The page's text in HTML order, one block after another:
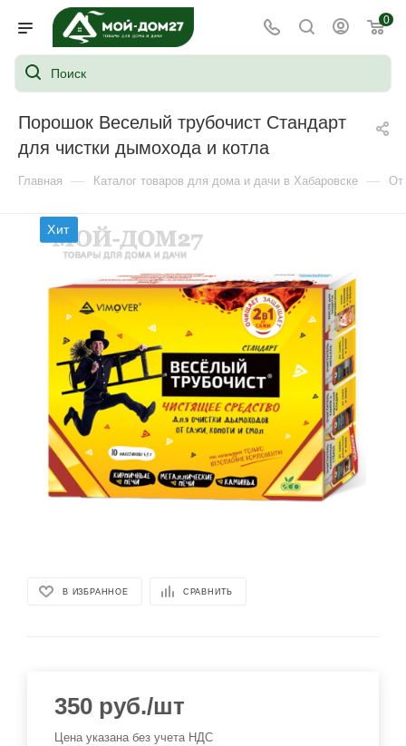
0
Порошок Веселый трубочист Стандарт
для чистки дымохода и котла
Главная — Каталог товаров для дома и дачи в Хабаровске —
Хит
В ИЗБРАННОЕ СРАВНИТЬ
350 руб./шт
Цена указана без учета НДС